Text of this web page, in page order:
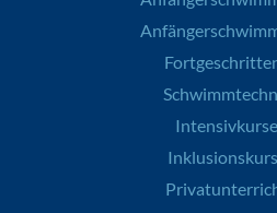
Intensivkurse